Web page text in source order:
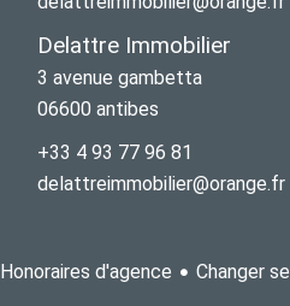
Delattre Immobilier
3 avenue gambetta
06600 antibes
+33 4 93 77 96 81
delattreimmobilier@orange.fr
Honoraires d'agence Changer